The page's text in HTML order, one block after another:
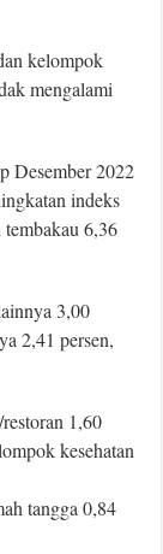
kelompok
mengalami
Desember 2022
indeks
6,36
3,00
2,41 persen,
1,60
kesehatan
tangga 0,84